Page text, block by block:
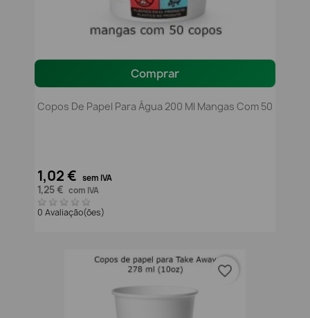
Comprar
Copos De Papel Para Água 200 Ml Mangas Com 50
1,02 € sem IVA
1,25 € com IVA
0 Avaliação(ões)
favorite_border